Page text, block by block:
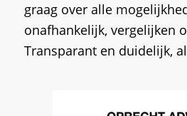
graag over alle
onafhankelijk, vergelijken
Transparant en duidelijk,